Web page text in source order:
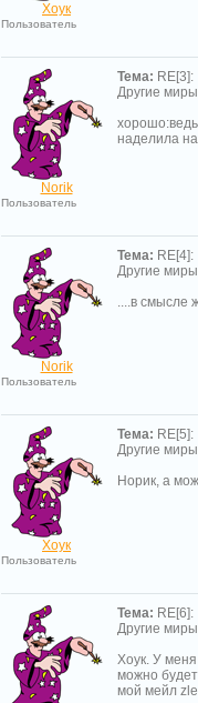
Хоук
Пользователь
Norik
Пользователь
Тема: RE[3]:
Другие
наделила
Norik
Пользователь
Тема: RE[4]:
Другие
....в смысле
Хоук
Пользователь
Тема: RE[5]:
Другие
Норик, а
Тема: RE[6]:
Другие
Хоук. У
можно
мой мейл